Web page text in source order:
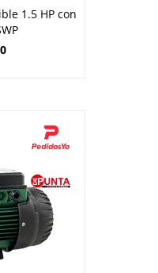
1.5 HP con